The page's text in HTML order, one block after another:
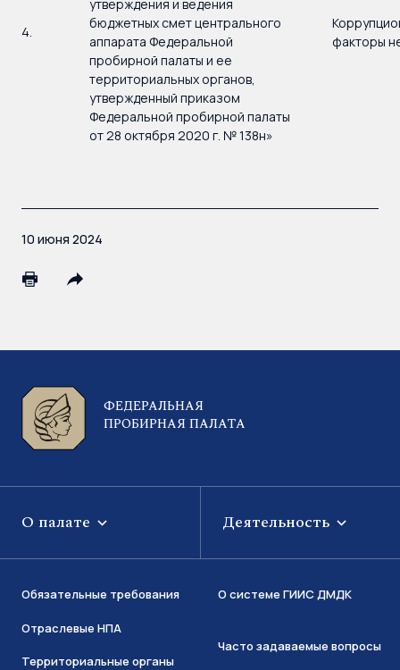
4.
утверждения и ведения
бюджетных смет центрального
аппарата Федеральной
пробирной палаты и ее
территориальных органов,
утвержденный приказом
Федеральной пробирной палаты
от 28 октября 2020 г. № 138н»
факторы
10 июня 2024
ФЕДЕРАЛЬНАЯ
ПРОБИРНАЯ ПАЛАТА
О палате Деятельность
Обязательные требования
Отраслевые НПА
Территориальные органы
О системе ГИИС ДМДК
Часто задаваемые вопросы